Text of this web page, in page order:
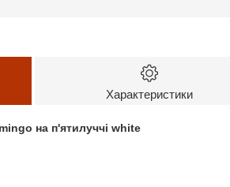
Характеристики
на п'ятилуччі white